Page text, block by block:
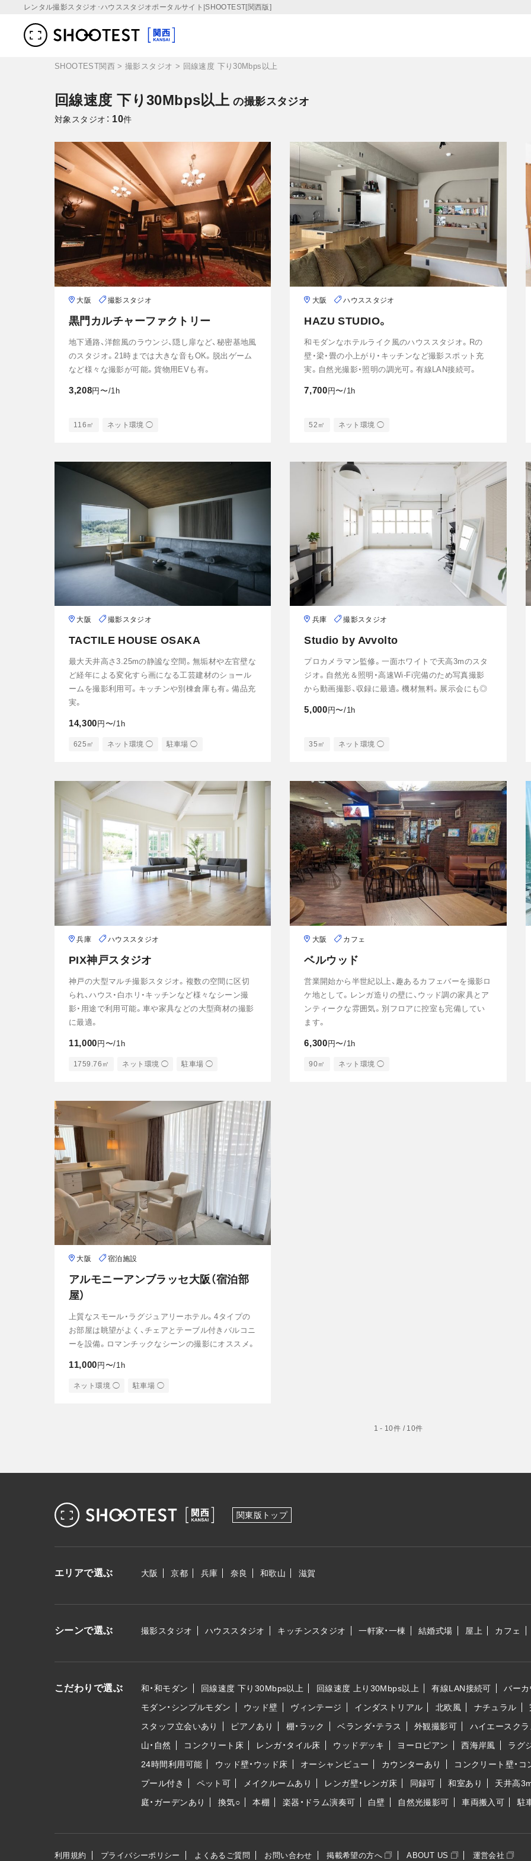
レンタル撮影スタジオ･ハウススタジオポータルサイト|SHOOTEST[関西版]
SHOOTEST関西>撮影スタジオ > 回線速度 下り30Mbps以上
回線速度 下り30Mbps以上 の撮影スタジオ
対象スタジオ： 10件
大阪 撮影スタジオ
黒門カルチャーファクトリー
地下通路、洋館風のラウンジ、隠し扉など、秘密基地風
のスタジオ。21時までは大きな音もOK。脱出ゲーム
など様々な撮影が可能。貨物用EVも有。
3,208円〜/1h
116㎡ ネット環境 ◯
大阪 ハウススタジオ
HAZU STUDIO。
和モダンなホテルライク風のハウススタジオ。Rの
壁・梁・畳の小上がり・キッチンなど撮影スポット充
実。自然光撮影・照明の調光可。有線LAN接続可。
7,700円〜/1h
52㎡ ネット環境 ◯
大阪 撮影スタジオ
TACTILE HOUSE OSAKA
最大天井高さ3.25mの静謐な空間。無垢材や左官壁な
ど経年による変化すら画になる工芸建材のショール
ームを撮影利用可。キッチンや別棟倉庫も有。備品充
実。
14,300 円〜/1h
625㎡ ネット環境 ◯ 駐車場 ◯
兵庫 撮影スタジオ
Studio by Avvolto
プロカメラマン監修。一面ホワイトで天高3mのスタ
ジオ。自然光＆照明・高速Wi-Fi完備のため写真撮影
から動画撮影、収録に最適。機材無料。展示会にも◎
5,000 円〜/1h
35㎡ ネット環境 ◯
兵庫 ハウススタジオ
PIX神戸スタジオ
神戸の大型マルチ撮影スタジオ。複数の空間に区切
られ、ハウス・白ホリ・キッチンなど様々なシーン撮
影・用途で利用可能。車や家具などの大型商材の撮影
に最適。
11,000円〜/1h
1759.76㎡ ネット環境 ◯ 駐車場 ◯
大阪 カフェ
ベルウッド
営業開始から半世紀以上、趣あるカフェバーを撮影ロ
ケ地として。レンガ造りの壁に、ウッド調の家具とア
ンティークな雰囲気。別フロアに控室も完備してい
ます。
6,300円〜/1h
90㎡ ネット環境 ◯
大阪 宿泊施設
アルモニーアンブラッセ大阪（宿泊部
屋）
上質なスモール・ラグジュアリーホテル。4タイプの
お部屋は眺望がよく、チェアとテーブル付きバルコニ
ーを設備。ロマンチックなシーンの撮影にオススメ。
11,000 円〜/1h
ネット環境 ◯ 駐車場 ◯
1 - 10件 / 10件
関東版トップ
エリアで選ぶ 大阪 京都 兵庫 奈良 和歌山 滋賀
シーンで選ぶ 撮影スタジオ ハウススタジオ キッチンスタジオ 一軒家・一棟 結婚式場 屋上 カフェ
こだわりで選ぶ 和・和モダン 回線速度 下り30Mbps以上 回線速度 上り30Mbps以上 有線LAN接続可 バーカ
モダン・シンプルモダン
ウッド壁 ヴィンテージ インダストリアル 北欧風 ナチュラル
スタッフ立会いあり
ピアノあり 棚・ラック ベランダ・テラス 外観撮影可 ハイエースク
山・自然
コンクリート床 レンガ・タイル床 ウッドデッキ ヨーロピアン 西海岸風 ラグ
24時間利用可能
ウッド壁・ウッド床 オーシャンビュー カウンターあり コンクリート壁・
プール付き
ペット可 メイクルームあり レンガ壁・レンガ床 同録可 和室あり 天井高
庭・ガーデンあり
換気○ 本棚 楽器・ドラム演奏可 白壁 自然光撮影可 車両搬入可 駐
利用規約 プライバシーポリシー よくあるご質問 お問い合わせ 掲載希望の方へ ABOUT US 運営会社